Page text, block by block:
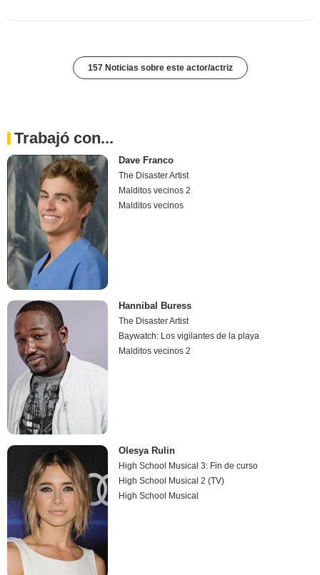
157 Noticias sobre este actor/actriz
Trabajó con...
Dave Franco
The Disaster Artist
Malditos vecinos 2
Malditos vecinos
Hannibal Buress
The Disaster Artist
Baywatch: Los vigilantes de la playa
Malditos vecinos 2
Olesya Rulin
High School Musical 3: Fin de curso
High School Musical 2 (TV)
High School Musical